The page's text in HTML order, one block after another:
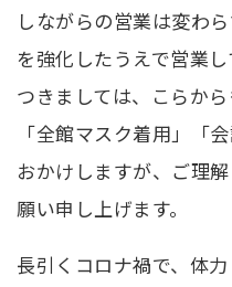
しながらの営業は変わ
を強化したうえで営業し
つきましては、こらか
「全館マスク着用」「
おかけしますが、ご理
願い申し上げます。
長引くコロナ禍で、体